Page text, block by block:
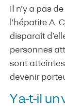
Il n’y a pas
l’hépatite A.
disparaît
personnes
sont
devenir
Y a-t-il un